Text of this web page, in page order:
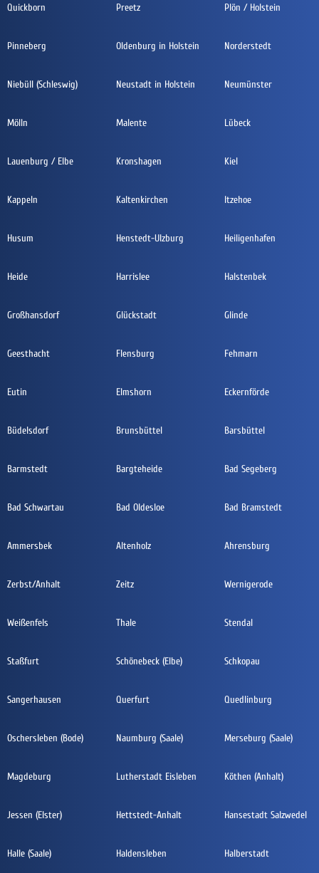
Quickborn Preetz Plön / Holstein
Pinneberg Oldenburg in Holstein Norderstedt
Niebüll (Schleswig) Neustadt in Holstein Neumünster
Mölln Malente Lübeck
Lauenburg / Elbe Kronshagen Kiel
Kappeln Kaltenkirchen Itzehoe
Husum Henstedt-Ulzburg Heiligenhafen
Heide Harrislee Halstenbek
Großhansdorf Glückstadt Glinde
Geesthacht Flensburg Fehmarn
Eutin Elmshorn Eckernförde
Büdelsdorf Brunsbüttel Barsbüttel
Barmstedt Bargteheide Bad Segeberg
Bad Schwartau Bad Oldesloe Bad Bramstedt
Ammersbek Altenholz Ahrensburg
Zerbst/Anhalt Zeitz Wernigerode
Weißenfels Thale Stendal
Staßfurt Schönebeck (Elbe) Schkopau
Sangerhausen Querfurt Quedlinburg
Oschersleben (Bode) Naumburg (Saale) Merseburg (Saale)
Magdeburg Lutherstadt Eisleben Köthen (Anhalt)
Jessen (Elster) Hettstedt-Anhalt Hansestadt Salzwedel
Halle (Saale) Haldensleben Halberstadt